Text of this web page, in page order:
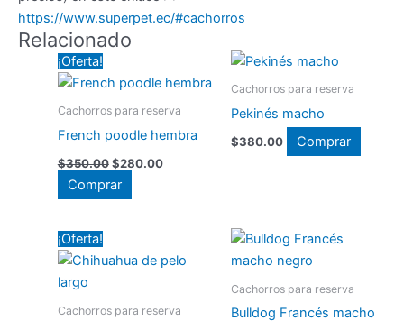
https://www.superpet.ec/#cachorros
Relacionado
¡Oferta!
Cachorros para reserva
French poodle hembra
$350.00 El
precio
original
$280.00El
Comprar
Cachorros para reserva
Pekinés macho
$380.00 Comprar
¡Oferta!
Cachorros para reserva
Cachorros para reserva
Bulldog Francés macho